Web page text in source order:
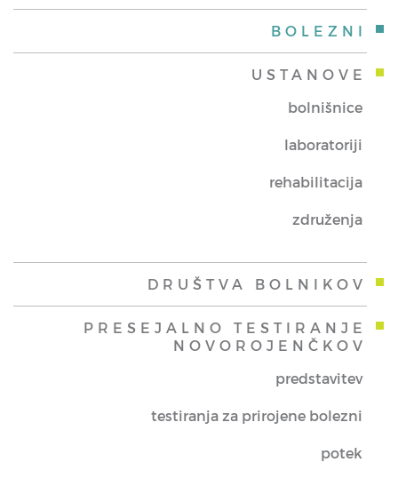
BOLEZNI
USTANOVE
bolnišnice
laboratoriji
rehabilitacija
združenja
DRUŠTVA BOLNIKOV
PRESEJALNO TESTIRANJE
NOVOROJENČKOV
predstavitev
testiranja za prirojene bolezni
potek